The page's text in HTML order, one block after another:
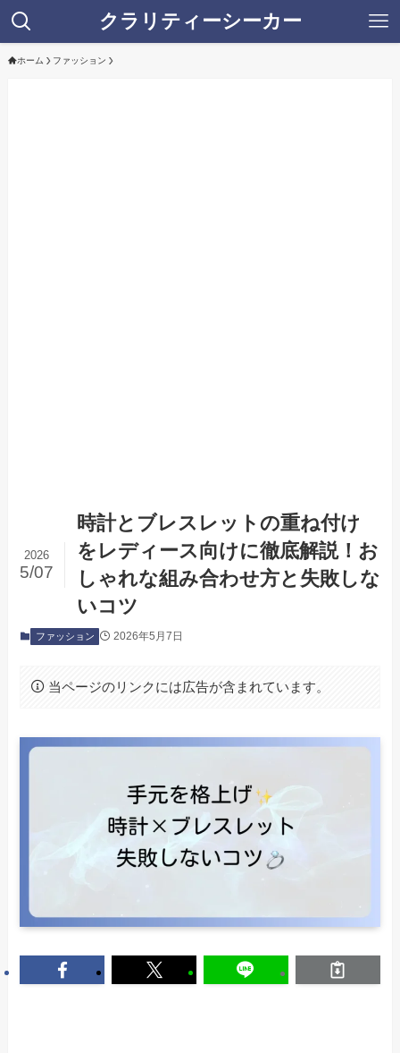
クラリティーシーカー
ホーム ファッション
時計とブレスレットの重ね付け
をレディース向けに徹底解説！お
しゃれな組み合わせ方と失敗しな
いコツ
2026
5/07
ファッション 2026年5月7日
当ページのリンクには広告が含まれています。